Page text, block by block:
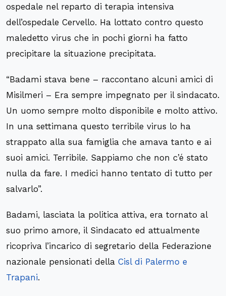
ospedale nel reparto di terapia intensiva
dell’ospedale Cervello. Ha lottato contro questo
maledetto virus che in pochi giorni ha fatto
precipitare la situazione precipitata.
“Badami stava bene – raccontano alcuni amici di
Misilmeri – Era sempre impegnato per il sindacato.
Un uomo sempre molto disponibile e molto attivo.
In una settimana questo terribile virus lo ha
strappato alla sua famiglia che amava tanto e ai
suoi amici. Terribile. Sappiamo che non c’é stato
nulla da fare. I medici hanno tentato di tutto per
salvarlo”.
Badami, lasciata la politica attiva, era tornato al
suo primo amore, il Sindacato ed attualmente
ricopriva l’incarico di segretario della Federazione
nazionale pensionati della Cisl di Palermo e
Trapani.